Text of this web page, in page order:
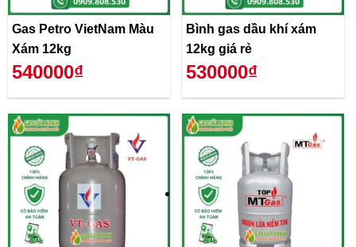
Gas Petro VietNam Màu
Xám 12kg
540000₫
Bình gas dầu khí xám
12kg giá rẻ
530000₫